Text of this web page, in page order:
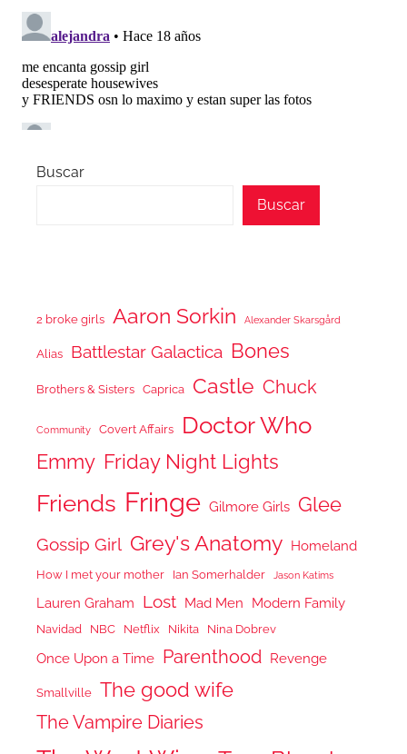
Buscar
Buscar
2 broke girls Aaron Sorkin Alexander Skarsgård
Alias Battlestar Galactica Bones
Brothers & Sisters Caprica Castle Chuck
Community Covert Affairs Doctor Who
Emmy Friday Night Lights
Friends Fringe Gilmore Girls Glee
Gossip Girl Grey's Anatomy Homeland
How I met your mother Ian Somerhalder Jason Katims
Lauren Graham Lost Mad Men Modern Family
Navidad NBC Netflix Nikita Nina Dobrev
Once Upon a Time Parenthood Revenge
Smallville The good wife
The Vampire Diaries